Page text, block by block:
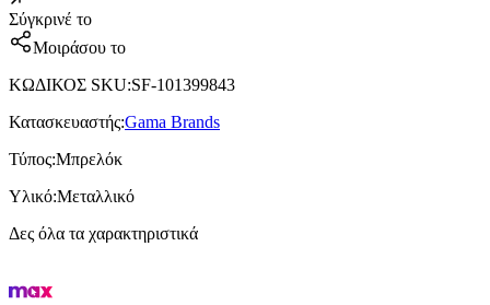
Σύγκρινέ το
Μοιράσου το
ΚΩΔΙΚΟΣ SKU:SF-101399843
Κατασκευαστής:Gama Brands
Τύπος:Μπρελόκ
Υλικό:Μεταλλικό
Δες όλα τα χαρακτηριστικά